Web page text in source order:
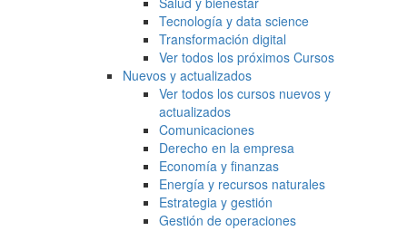
Tecnología y data science
Transformación digital
Ver todos los próximos Cursos
Nuevos y actualizados
Ver todos los cursos nuevos y
actualizados
Comunicaciones
Derecho en la empresa
Economía y finanzas
Energía y recursos naturales
Estrategia y gestión
Gestión de operaciones